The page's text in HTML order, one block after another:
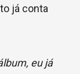
já conta
eu já